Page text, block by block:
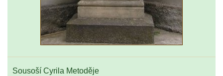
Sousoší Cyrila Metoděje